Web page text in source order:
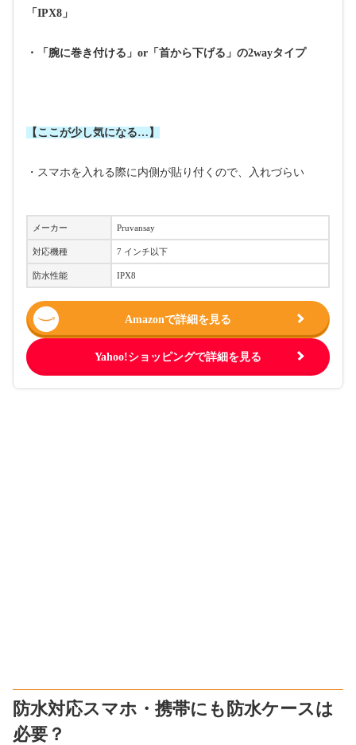
「IPX8」
・「腕に巻き付ける」or「首から下げる」の2wayタイプ
【ここが少し気になる…】
・スマホを入れる際に内側が貼り付くので、入れづらい
メーカー ‎Pruvansay
対応機種 ‎7 インチ以下
防水性能 IPX8
Amazonで詳細を見る
Yahoo!ショッピングで詳細を見る
防水対応スマホ・携帯にも防水ケースは
必要？